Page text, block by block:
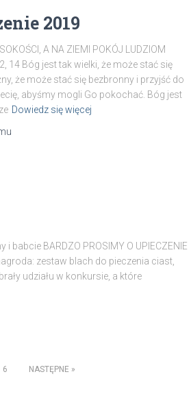
2019
A NA ZIEMI POKÓJ LUDZIOM
14 Bóg jest tak wielki, że może stać się
że może stać się bezbronny i przyjść do
abyśmy mogli Go pokochać. Bóg jest
Dowiedz się więcej
i babcie BARDZO PROSIMY O UPIECZENIE
zestaw blach do pieczenia ciast,
udziału w konkursie, a które
6 NASTĘPNE